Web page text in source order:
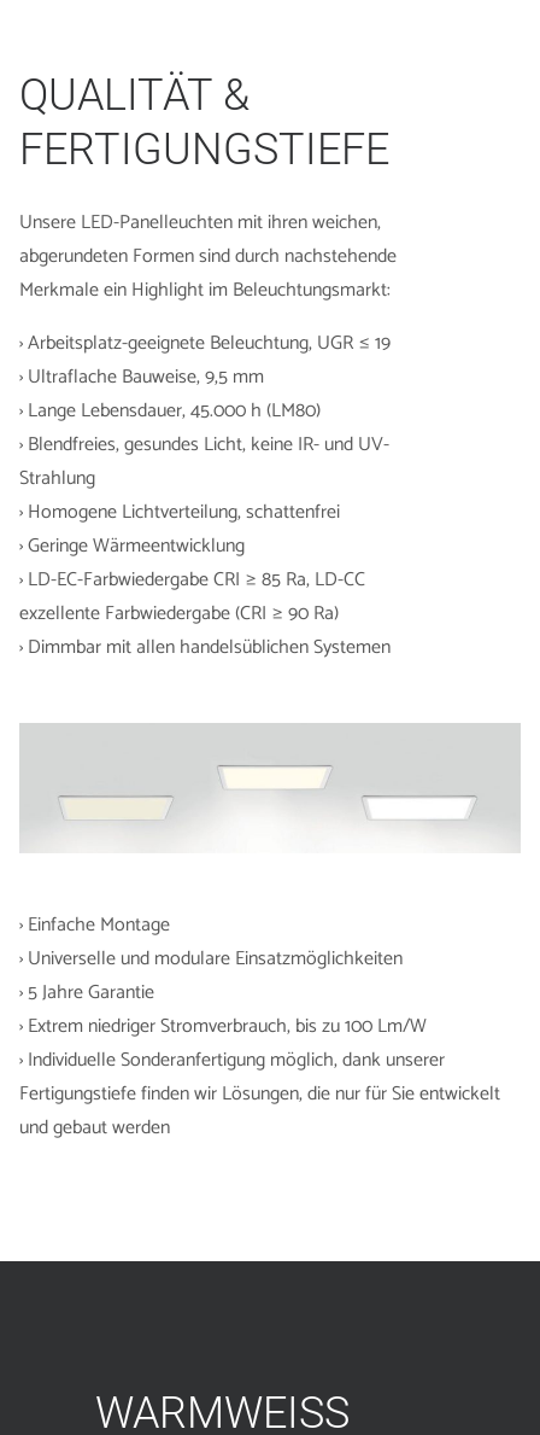
QUALITÄT &
FERTIGUNGSTIEFE
Unsere LED-Panelleuchten mit ihren weichen,
abgerundeten Formen sind durch nachstehende
Merkmale ein Highlight im Beleuchtungsmarkt:
› Arbeitsplatz-geeignete Beleuchtung, UGR ≤ 19
› Ultraflache Bauweise, 9,5 mm
› Lange Lebensdauer, 45.000 h (LM80)
› Blendfreies, gesundes Licht, keine IR- und UV-
Strahlung
› Homogene Lichtverteilung, schattenfrei
› Geringe Wärmeentwicklung
› LD-EC-Farbwiedergabe CRI ≥ 85 Ra, LD-CC
exzellente Farbwiedergabe (CRI ≥ 90 Ra)
› Dimmbar mit allen handelsüblichen Systemen
› Einfache Montage
› Universelle und modulare Einsatzmöglichkeiten
› 5 Jahre Garantie
› Extrem niedriger Stromverbrauch, bis zu 100 Lm/W
› Individuelle Sonderanfertigung möglich, dank unserer
Fertigungstiefe finden wir Lösungen, die nur für Sie entwickelt
und gebaut werden
WARMWEISS